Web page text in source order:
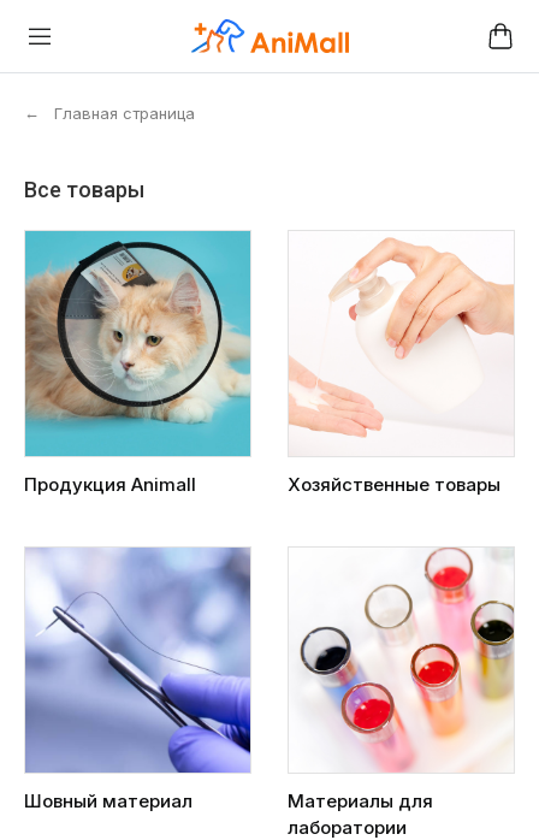
← Главная страница
Все товары
Продукция Animall Хозяйственные товары
Шовный материал
Материалы для
лаборатории